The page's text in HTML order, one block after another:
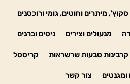
מיתרים וחוטים, גומי ורוכסנים
מנעולים וצירים ניטים וברגים
קרבינות טבעות שרשראות קריסטל
צור קשר